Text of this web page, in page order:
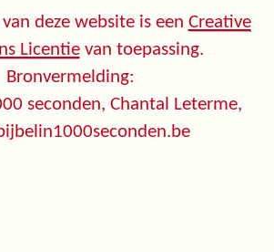
deze website is een Creative
Licentievan toepassing.
Bronvermelding:
seconden, Chantal Leterme,